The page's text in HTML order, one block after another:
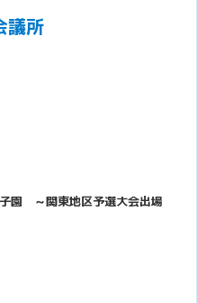
議所
園 ～関東地区予選大会出場